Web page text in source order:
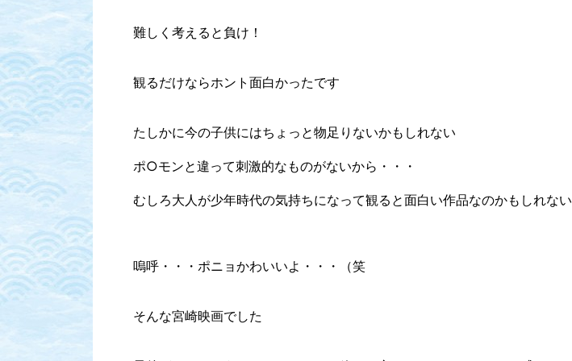
難しく考えると負け！
観るだけならホント面白かったです
たしかに今の子供にはちょっと物足りないかもしれない
ポ○モンと違って刺激的なものがないから・・・
むしろ大人が少年時代の気持ちになって観ると面白い作品なのかもしれない
嗚呼・・・ポニョかわいいよ・・・（笑
そんな宮崎映画でした